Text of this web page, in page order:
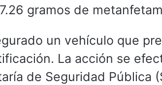
gramos de
un vehículo que
La acción se
de Seguridad Pública